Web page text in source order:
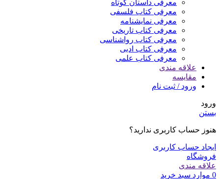
معرفی داستان کوتاه
معرفی کتاب فلسفی
معرفی نمایشنامه
معرفی کتاب تاریخی
معرفی کتاب رواشناسی
معرفی کتاب ادبی
معرفی کتاب علمی
علاقه مندی
مقایسه
ورود / ثبت نام
ورود
بستن
هنوز حساب کاربری ندارید؟
ایجاد حساب کاربری
فروشگاه
علاقه مندی
0 موارد سبد خرید